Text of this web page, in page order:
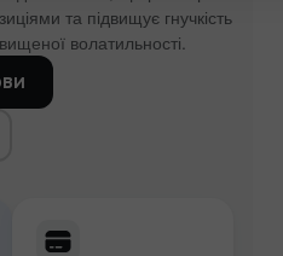
та підвищує гнучкість
волатильності.